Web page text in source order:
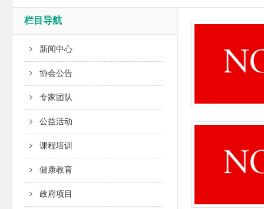
栏目导航
新闻中心
协会公告
专家团队
公益活动
课程培训
健康教育
政府项目